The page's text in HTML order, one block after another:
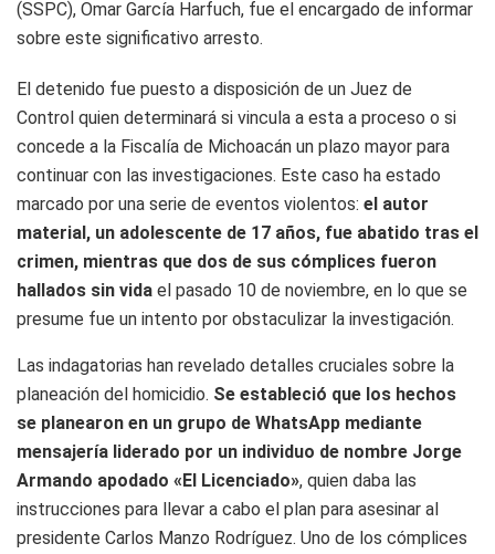
(SSPC), Omar García Harfuch, fue el encargado de informar
sobre este significativo arresto.
El detenido fue puesto a disposición de un Juez de
Control quien determinará si vincula a esta a proceso o si
concede a la Fiscalía de Michoacán un plazo mayor para
continuar con las investigaciones. Este caso ha estado
marcado por una serie de eventos violentos: el autor
material, un adolescente de 17 años, fue abatido tras el
crimen, mientras que dos de sus cómplices fueron
hallados sin vida el pasado 10 de noviembre, en lo que se
presume fue un intento por obstaculizar la investigación.
Las indagatorias han revelado detalles cruciales sobre la
planeación del homicidio. Se estableció que los hechos
se planearon en un grupo de WhatsApp mediante
mensajería liderado por un individuo de nombre Jorge
Armando apodado «El Licenciado», quien daba las
instrucciones para llevar a cabo el plan para asesinar al
presidente Carlos Manzo Rodríguez. Uno de los cómplices